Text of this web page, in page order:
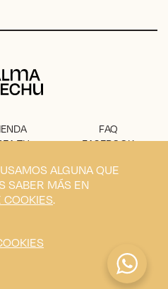
TU
FAQ
FACEBOOK
© 2026
ALGUNA QUE
SABER MÁS EN
COOKIES.